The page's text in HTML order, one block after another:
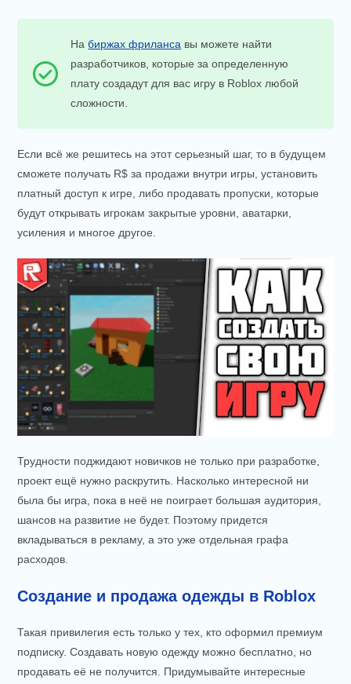
Набиржах фриланса вы можете найти
разработчиков, которые за определенную
плату создадут для вас игру в Roblox любой
сложности.
Если всё же решитесь на этот серьезный шаг, то в будущем
сможете получать R$ за продажи внутри игры, установить
платный доступ к игре, либо продавать пропуски, которые
будут открывать игрокам закрытые уровни, аватарки,
усиления и многое другое.
Трудности поджидают новичков не только при разработке,
проект ещё нужно раскрутить. Насколько интересной ни
была бы игра, пока в неё не поиграет большая аудитория,
шансов на развитие не будет. Поэтому придется
вкладываться в рекламу, а это уже отдельная графа
расходов.
Создание и продажа одежды в Roblox
Такая привилегия есть только у тех, кто оформил премиум
подписку. Создавать новую одежду можно бесплатно, но
продавать её не получится. Придумывайте интересные